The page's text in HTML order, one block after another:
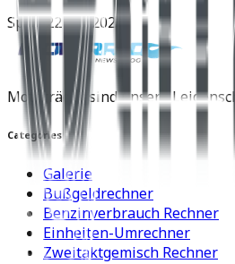
Spyra22 Juli 2025
Motorräder sind unsere
Categories
Galerie
Bußgeldrechner
Benzinverbrauch Rechner
Einheiten-Umrechner
Zweitaktgemisch Rechner